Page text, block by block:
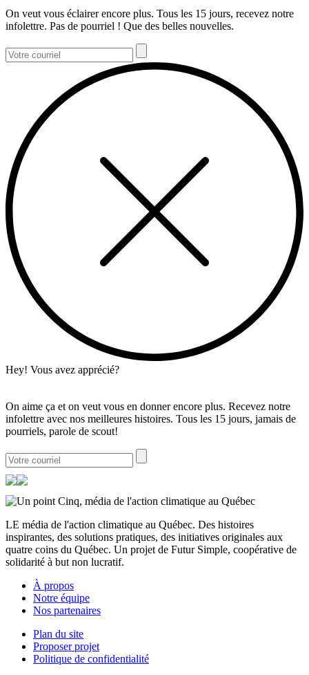
On veut vous éclairer encore plus. Tous les 15 jours, recevez notre
infolettre. Pas de pourriel ! Que des belles nouvelles.
Hey! Vous avez apprécié?
On aime ça et on veut vous en donner encore plus. Recevez notre
infolettre avec nos meilleures histoires. Tous les 15 jours, jamais de
pourriels, parole de scout!
LE média de l'action climatique au Québec. Des histoires
inspirantes, des solutions pratiques, des initiatives originales aux
quatre coins du Québec. Un projet de Futur Simple, coopérative de
solidarité à but non lucratif.
À propos
Notre équipe
Nos partenaires
Plan du site
Proposer projet
Politique de confidentialité